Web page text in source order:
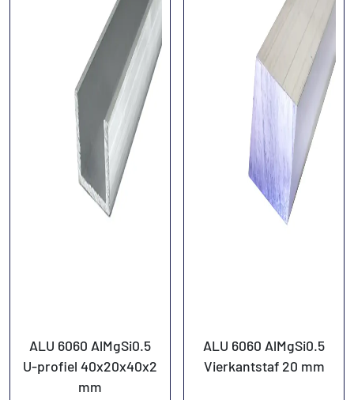
ALU 6060 AlMgSi0.5
U-profiel 40x20x40x2
mm
ALU 6060 AlMgSi0.5
Vierkantstaf 20 mm